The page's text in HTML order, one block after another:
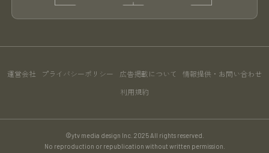
運営会社 プライバシーポリシー 広告掲載について 情報提供・お問い合わせ
利用規約
©ytv media design Inc. 2025 All rights reserved.
No reproduction or republication without written permission.